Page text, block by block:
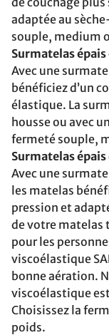
adaptée au
souple, medium
Surmatelas
Avec une
bénéficiez d’un
élastique. La
housse ou avec
fermeté souple,
Surmatelas épais
Avec une
les matelas
pression et
de votre matelas
pour les
viscoélastique
bonne aération.
viscoélastique
Choisissez la
poids.